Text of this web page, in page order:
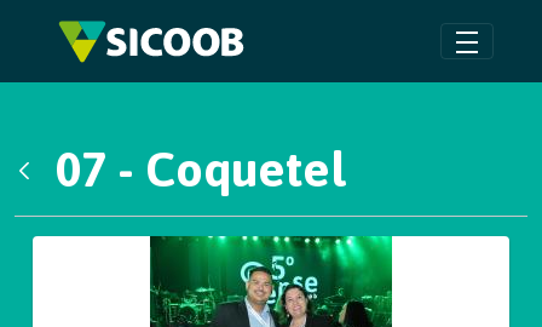
Pular para o Conteúdo principal
07 - Coquetel
Galeria de Mídias